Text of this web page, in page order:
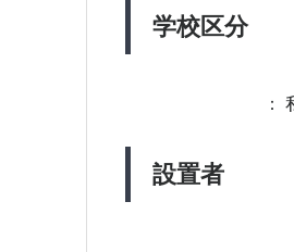
学校区分
設置者
：